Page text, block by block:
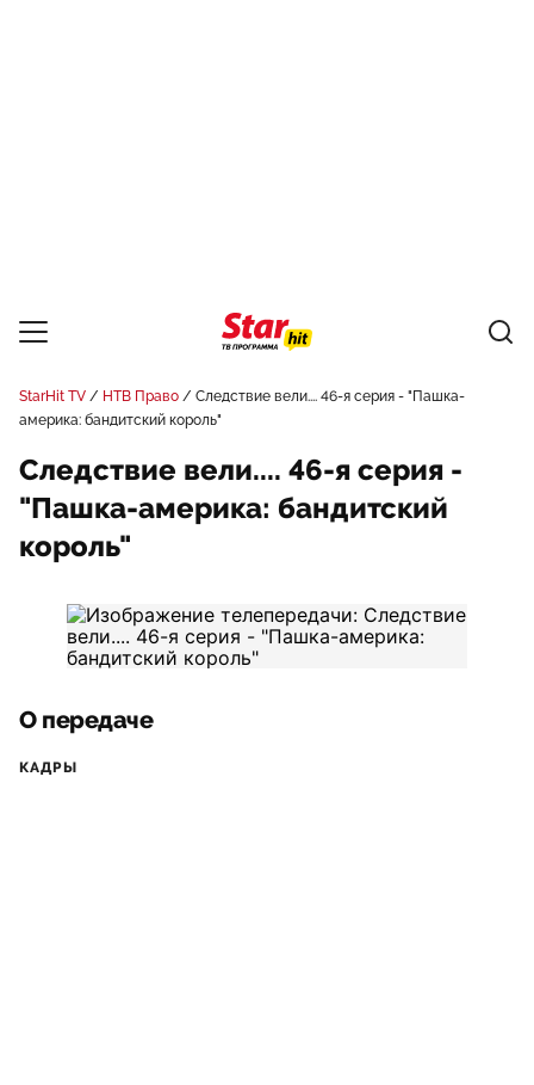
StarHit TV НТВ Право
Следствие вели.... 46-я серия - "Пашка-
америка: бандитский король"
Следствие вели.... 46-я серия -
"Пашка-америка: бандитский
король"
О передаче
КАДРЫ